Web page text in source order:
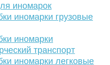
иномарок
иномарки грузовые
иномарки
транспорт
иномарки легковые